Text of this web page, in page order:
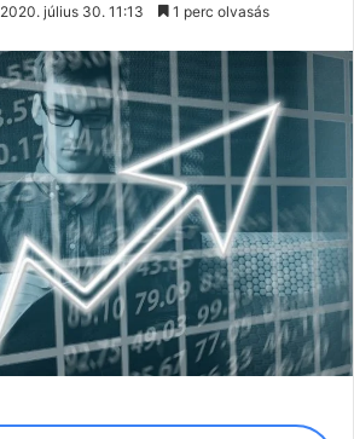
2020. július 30. 11:13 1 perc olvasás